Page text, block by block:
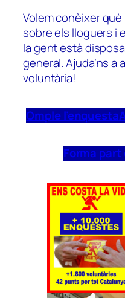
Volem conèixer
sobre els lloguers i
la gent està
general. Ajuda’ns
voluntària!
Omple l’enquesta
Forma part